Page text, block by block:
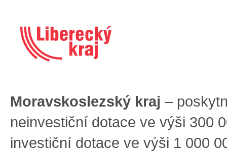
Moravskoslezský kraj –
neinvestiční dotace ve výši 300
investiční dotace ve výši 1 000